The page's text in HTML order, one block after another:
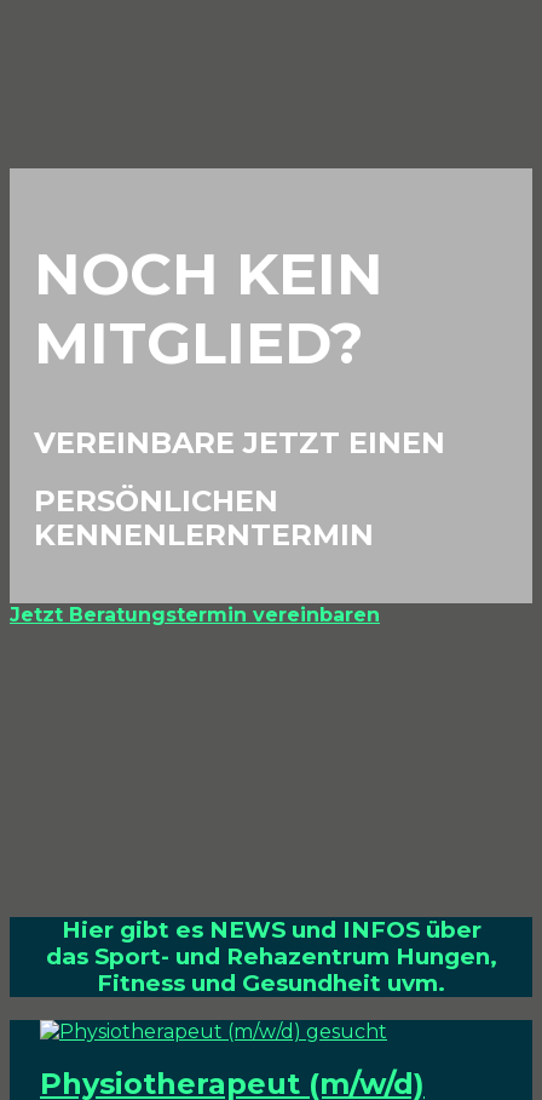
NOCH KEIN
MITGLIED?
VEREINBARE JETZT EINEN
PERSÖNLICHEN
KENNENLERNTERMIN
Jetzt Beratungstermin vereinbaren
Hier gibt es NEWS und INFOS über
das Sport- und Rehazentrum Hungen,
Fitness und Gesundheit uvm.
Physiotherapeut (m/w/d)